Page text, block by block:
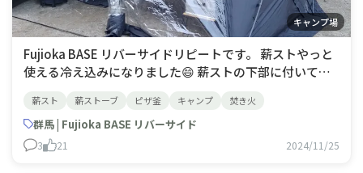
キャンプ場
Fujioka BASE リバーサイドリピートです。 薪ストやっと
使える冷え込みになりました😄 薪ストの下部に付いてる
たけど…フライドポテトは程良くカリッかり🎶
薪スト 薪ストーブ ピザ釜 キャンプ 焚き火
群馬 | Fujioka BASE リバーサイド
3 21 2024/11/25